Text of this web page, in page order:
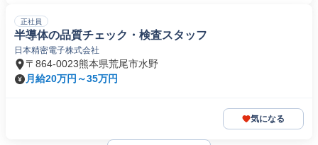
正社員
半導体の品質チェック・検査スタッフ
日本精密電子株式会社
〒864-0023熊本県荒尾市水野
月給20万円～35万円
気になる